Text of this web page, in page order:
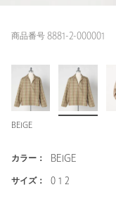
商品番号 8881-2-000001
BEIGE
カラー： BEIGE
サイズ： 0 1 2